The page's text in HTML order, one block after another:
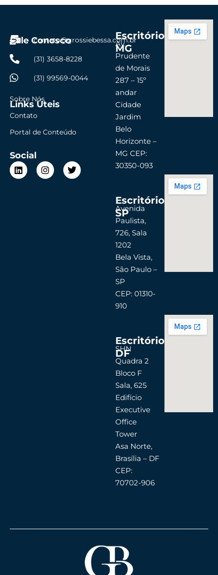
Fale Conosco
contato@grossiebessa.com.br
(31) 3658-8228
(31) 99569-0044
Links Úteis
Sobre Nós
Contato
Portal de Conteúdo
Social
L
i
I
n
T
w
Escritório
MG
Av.
Prudente
de Morais
287 – 15º
andar
Cidade
Jardim
Belo
Horizonte –
MG CEP:
30350-093
Escritório
SP
Avenida
Paulista,
726, Sala
1202
Bela Vista,
São Paulo –
SP
CEP: 01310-
910
Escritório
DF
SHN
Quadra 2
Bloco F
Sala, 625
Edifício
Executive
Office
Tower
Asa Norte,
Brasília – DF
CEP:
70702-906